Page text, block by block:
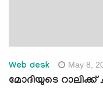
Web desk May 8,
മോദിയുടെ